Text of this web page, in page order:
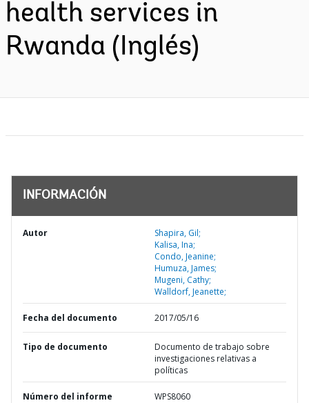
health services in
Rwanda (Inglés)
INFORMACIÓN
Autor
Shapira, Gil;
Kalisa, Ina;
Condo, Jeanine;
Humuza, James;
Mugeni, Cathy;
Walldorf, Jeanette;
Fecha del documento 2017/05/16
Tipo de documento
Documento de trabajo sobre
investigaciones relativas a
políticas
Número del informe WPS8060